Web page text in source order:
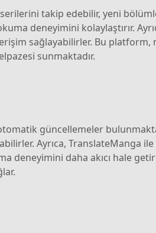
takip edebilir, yeni
deneyimini kolaylaştırır.
sağlayabilirler. Bu platform,
sunmaktadır.
güncellemeler
Ayrıca, TranslateManga
deneyimini daha akıcı hale